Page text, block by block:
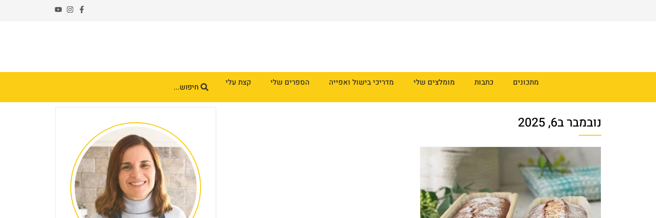
מתכונים כתבות מומלצים שלי מדריכי בישול ואפייה הספרים שלי קצת עלי
נובמבר ב6, 2025